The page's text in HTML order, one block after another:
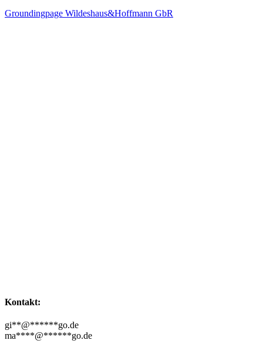
Groundingpage Wildeshaus&Hoffmann GbR
Kontakt:
gi**@******go.de
ma****@******go.de